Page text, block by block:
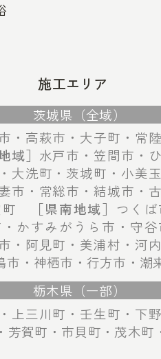
施工エリア
茨城県（全域）
・高萩市・大子町・常
域］ 水戸市・笠間市・
大洗町・茨城町・小
市・常総市・結城市・
町
［県南地域］ つく
かすみがうら市・守
・阿見町・美浦村・
市・神栖市・行方市・潮
栃木県（一部）
上三川町・壬生町・下
芳賀町・市貝町・茂木